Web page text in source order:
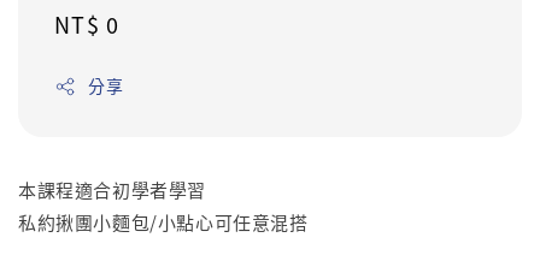
Regular
NT$ 0
分享
本課程適合初學者學習
私約揪團小麵包/小點心可任意混搭